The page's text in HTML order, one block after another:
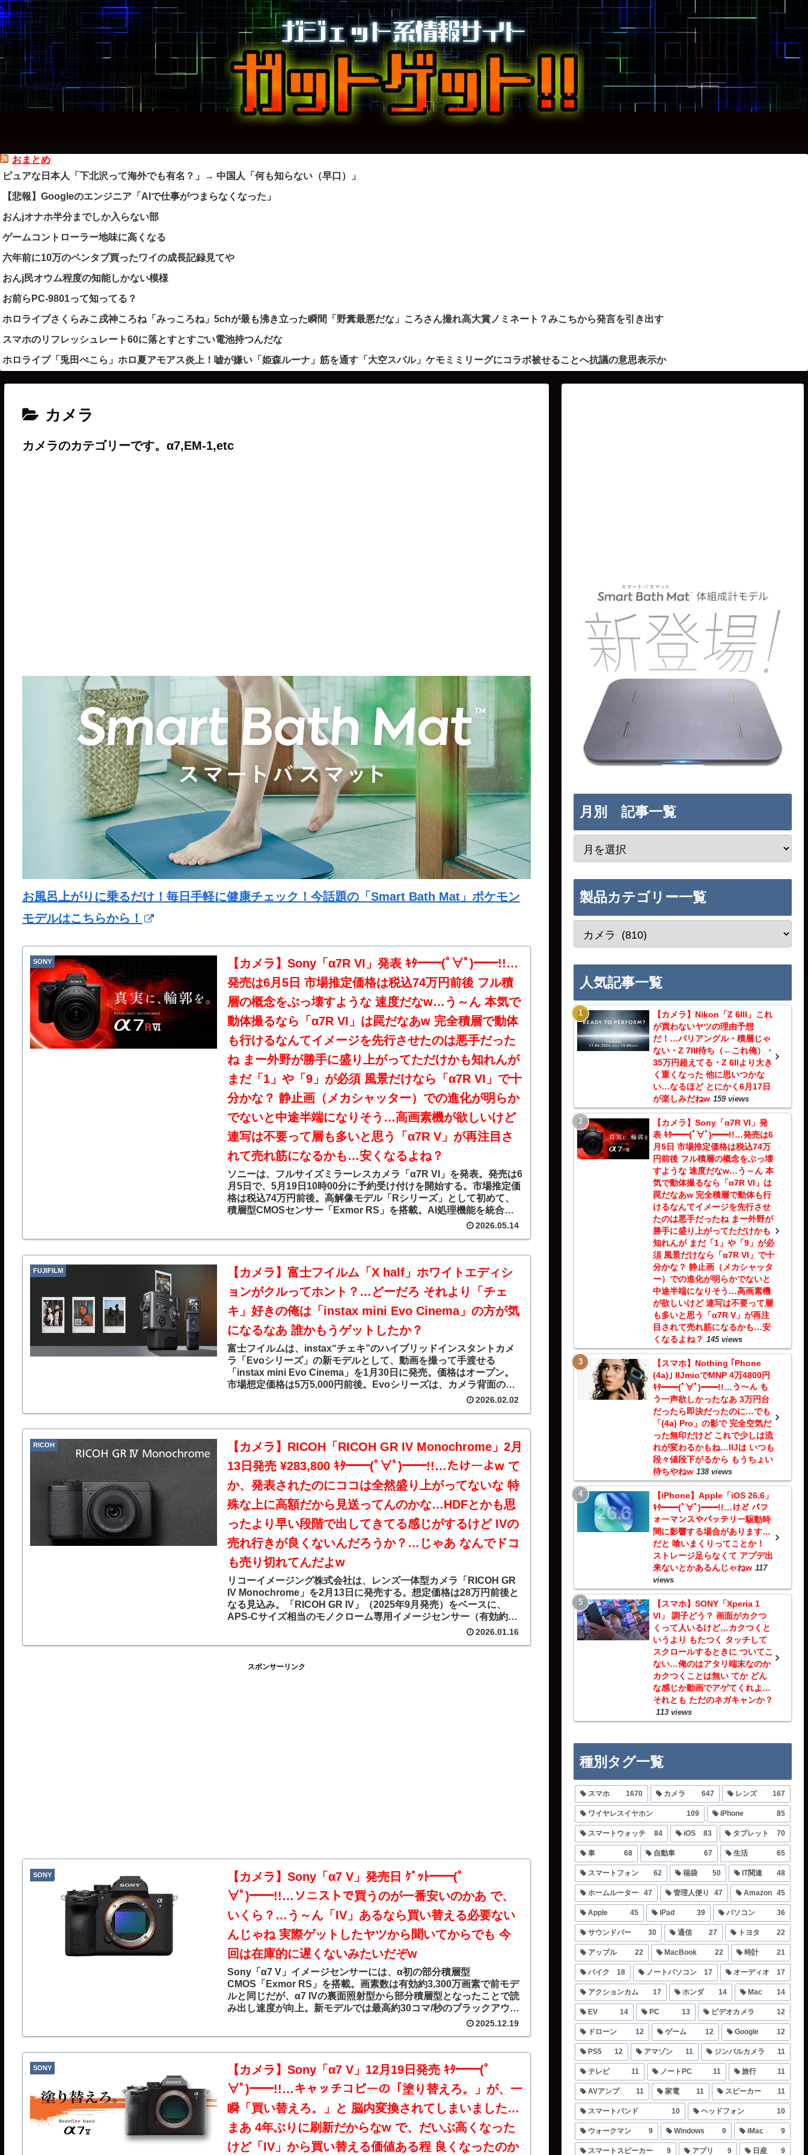
おまとめ
ピュアな日本人「下北沢って海外でも有名？」→ 中国人「何も知らない（早口）」
【悲報】Googleのエンジニア「AIで仕事がつまらなくなった」
おんjオナホ半分までしか入らない部
ゲームコントローラー地味に高くなる
六年前に10万のペンタブ買ったワイの成長記録見てや
おんj民オウム程度の知能しかない模様
お前らPC-9801って知ってる？
ホロライブさくらみこ戌神ころね「みっころね」5chが最も沸き立った瞬間「野糞最悪だな」ころさん撮れ高大賞ノミネート？みこちから発言を引き出す
スマホのリフレッシュレート60に落とすとすごい電池持つんだな
ホロライブ「兎田ぺこら」ホロ夏アモアス炎上！嘘が嫌い「姫森ルーナ」筋を通す「大空スバル」ケモミミリーグにコラボ被せることへ抗議の意思表示か
カメラ
カメラのカテゴリーです。α7,EM-1,etc
お風呂上がりに乗るだけ！毎日手軽に健康チェック！今話題の「Smart Bath Mat」ポケモン
モデルはこちらから！
SONY
【カメラ】Sony「α7R VI」発表 ｷﾀ━━(ﾟ∀ﾟ)━━!!…
発売は6月5日 市場推定価格は税込74万円前後 フル積
層の概念をぶっ壊すような 速度だなw…う～ん 本気で
動体撮るなら「α7R VI」は罠だなあw 完全積層で動体
も行けるなんてイメージを先行させたのは悪手だった
ね まー外野が勝手に盛り上がってただけかも知れんが
まだ「1」や「9」が必須 風景だけなら「α7R VI」で十
分かな？ 静止画（メカシャッター）での進化が明らか
でないと中途半端になりそう…高画素機が欲しいけど
連写は不要って層も多いと思う「α7R V」が再注目さ
れて売れ筋になるかも…安くなるよね？
ソニーは、フルサイズミラーレスカメラ「α7R VI」を発表。発売は6
月5日で、5月19日10時00分に予約受け付けを開始する。市場推定価
格は税込74万円前後。高解像モデル「Rシリーズ」として初めて、
積層型CMOSセンサー「Exmor RS」を搭載。AI処理機能を統合し
た新画像処理エンジン「BIONZ XR2」の採用や電源システムの刷新
2026.05.14
FUJIFILM
【カメラ】富士フイルム「X half」ホワイトエディシ
ョンがクルってホント？…どーだろ それより「チェ
キ」好きの俺は「instax mini Evo Cinema」の方が気
になるなあ 誰かもうゲットしたか？
富士フイルムは、instax“チェキ”のハイブリッドインスタントカメ
ラ「Evoシリーズ」の新モデルとして、動画を撮って手渡せる
「instax mini Evo Cinema」を1月30日に発売。価格はオープン。
市場想定価格は5万5,000円前後。Evoシリーズは、カメラ背面のモ
ニターを見ながら撮影、好きな画像を選んでプリントできるほか、
2026.02.02
RICOH
【カメラ】RICOH「RICOH GR IV Monochrome」2月
13日発売 ¥283,800 ｷﾀ━━(ﾟ∀ﾟ)━━!!…たけーよw て
か、発表されたのにココは全然盛り上がってないな 特
殊な上に高額だから見送ってんのかな…HDFとかも思
ったより早い段階で出してきてる感じがするけど IVの
売れ行きが良くないんだろうか？…じゃあ なんでドコ
も売り切れてんだよw
リコーイメージング株式会社は、レンズ一体型カメラ「RICOH GR
IV Monochrome」を2月13日に発売する。想定価格は28万円前後と
なる見込み。「RICOH GR IV」（2025年9月発売）をベースに、
APS-Cサイズ相当のモノクローム専用イメージセンサー（有効約
2,574万画素）を搭載したモデル。カラーフィルターやローパスフィ
りもシャープで階調豊かなモノクローム描写が可能としている。
2026.01.16
スポンサーリンク
SONY
【カメラ】Sony「α7 V」発売日 ｹﾞｯﾄ━━(ﾟ
∀ﾟ)━━!!…ソニストで買うのが一番安いのかあ で、
いくら？…う～ん「IV」あるなら買い替える必要ない
んじゃね 実際ゲットしたヤツから聞いてからでも 今
回は在庫的に遅くないみたいだぞw
Sony「α7 V」イメージセンサーには、α初の部分積層型
CMOS「Exmor RS」を搭載。画素数は有効約3,300万画素で前モデ
ルと同じだが、α7 IVの裏面照射型から部分積層型となったことで読
み出し速度が向上。新モデルでは最高約30コマ/秒のブラックアウト
フリー連写に対応した。この連写機能に関しては、積層型CMOSセ
として搭載していたAIプロセッシングユニットを、画像処理エンジ
ンとして1チップに統合した点が特徴。これによりAIを活用した高性
能なAFと、省電力・高演算・高速性能の両立を実現したという。
AF/AEの演算速度は60回/秒としている。
2025.12.19
SONY
【カメラ】Sony「α7 V」12月19日発売 ｷﾀ━━(ﾟ
∀ﾟ)━━!!…キャッチコピーの「塗り替えろ。」が、一
瞬「買い替えろ。」と 脳内変換されてしまいました…
まあ 4年ぶりに刷新だからなw で、だいぶ高くなった
けど「IV」から買い替える価値ある程 良くなったのか
月別 記事一覧
製品カテゴリー一覧
人気記事一覧
【カメラ】Nikon「Z 6III」これ
が買わないヤツの理由予想
だ！…バリアングル・積層じゃ
ない・Z 7III待ち（←これ俺）・
35万円超えてる・Z 6IIより大き
く重くなった 他に思いつかな
い…なるほど とにかく6月17日
が楽しみだねw 159 views
【カメラ】Sony「α7R VI」発
表 ｷﾀ━━(ﾟ∀ﾟ)━━!!…発売は6
月5日 市場推定価格は税込74万
円前後 フル積層の概念をぶっ壊
すような 速度だなw…う～ん 本
気で動体撮るなら「α7R VI」は
罠だなあw 完全積層で動体も行
けるなんてイメージを先行させ
たのは悪手だったね まー外野が
勝手に盛り上がってただけかも
知れんが まだ「1」や「9」が必
須 風景だけなら「α7R VI」で十
分かな？ 静止画（メカシャッタ
ー）での進化が明らかでないと
中途半端になりそう…高画素機
が欲しいけど 連写は不要って層
も多いと思う「α7R V」が再注
目されて売れ筋になるかも…安
くなるよね？ 145 views
【スマホ】Nothing ｢Phone
(4a)｣ IIJmioでMNP 4万4800円
ｷﾀ━━(ﾟ∀ﾟ)━━!!…う～ん も
う一声欲しかったなあ 3万円台
だったら即決だったのに…でも
「(4a) Pro」の影で 完全空気だ
った無印だけど これで少しは流
れが変わるかもね…IIJは いつも
段々値段下がるから もうちょい
待ちやねw 138 views
【iPhone】Apple「iOS 26.6」
ｷﾀ━━(ﾟ∀ﾟ)━━!!…けど パフ
ォーマンスやバッテリー駆動時
間に影響する場合があります…
だと 喰いまくりってことか！
ストレージ足らなくて アプデ出
来ないとかあるんじゃねw 117
views
【スマホ】SONY「Xperia 1
VI」 調子どう？ 画面がカクつ
くって人いるけど…カクつくと
いうより もたつく タッチして
スクロールするときに ついてこ
ない…俺のはアタリ端末なのか
カクつくことは無い てか どん
な感じか動画でアゲてくれよ…
それとも ただのネガキャンか？
113 views
種別タグ一覧
スマホ 1670 カメラ 647 レンズ 167
ワイヤレスイヤホン 109 iPhone 85
スマートウォッチ 84 iOS 83 タブレット 70
車 68 自動車 67 生活 65
スマートフォン 62 福袋 50 IT関連 48
ホームルーター 47 管理人便り 47 Amazon 45
Apple 45 iPad 39 パソコン 36
サウンドバー 30 通信 27 トヨタ 22
アップル 22 MacBook 22 時計 21
バイク 18 ノートパソコン 17 オーディオ 17
アクションカム 17 ホンダ 14 Mac 14
EV 14 PC 13 ビデオカメラ 12
ドローン 12 ゲーム 12 Google 12
PS5 12 アマゾン 11 ジンバルカメラ 11
テレビ 11 ノートPC 11 旅行 11
AVアンプ 11 家電 11 スピーカー 11
スマートバンド 10 ヘッドフォン 10
ウォークマン 9 Windows 9 iMac 9
スマートスピーカー 9 アプリ 9 日産 9